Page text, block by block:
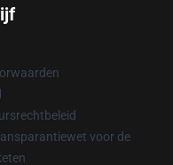
voor de